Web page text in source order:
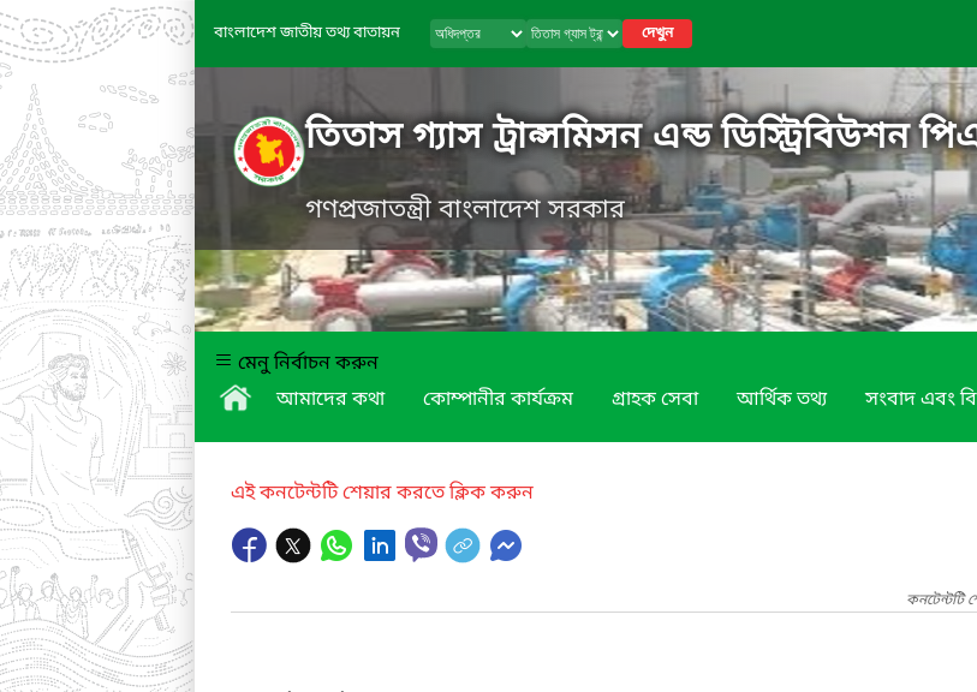
বাংলাদেশ জাতীয় তথ্য বাতায়ন দেখুন
তিতাস গ্যাস ট্রান্সমিসন এন্ড ডিস্ট্রিবিউশন
গণপ্রজাতন্ত্রী বাংলাদেশ সরকার
মেনু নির্বাচন করুন
আমাদের কথা
কোম্পানীর কার্যক্রম গ্রাহক সেবা আর্থিক তথ্য সংবাদ এবং
এই কনটেন্টটি শেয়ার করতে ক্লিক করুন
কনটেন্টটি